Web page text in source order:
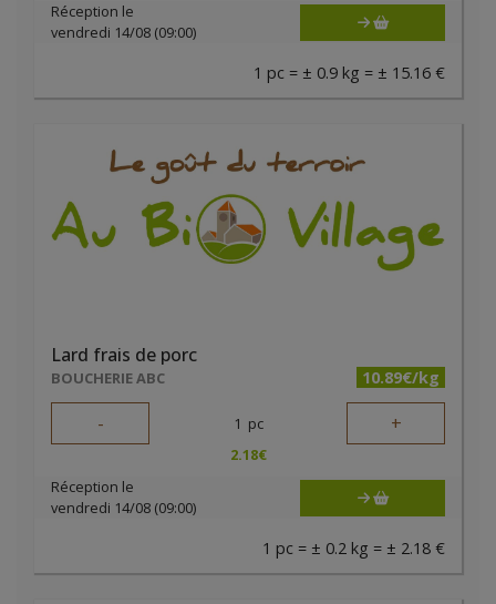
Réception le
vendredi 14/08 (09:00)
1 pc = ± 0.9 kg = ± 15.16 €
Lard frais de porc
BOUCHERIE ABC 10.89€/kg
- 1 pc +
2.18€
Réception le
vendredi 14/08 (09:00)
1 pc = ± 0.2 kg = ± 2.18 €